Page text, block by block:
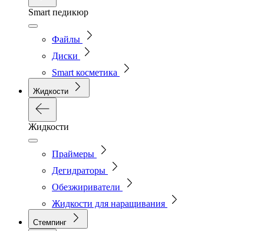
Smart педикюр
Файлы
Диски
Smart косметика
Жидкости
Жидкости
Праймеры
Дегидраторы
Обезжириватели
Жидкости для наращивания
Стемпинг